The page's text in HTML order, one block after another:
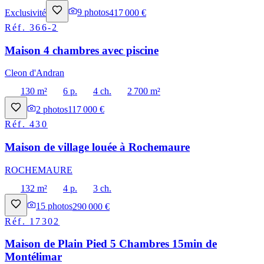
Exclusivité
9 photos417 000 €
Réf.366-2
Maison 4 chambres avec piscine
Cleon d'Andran
130 m²
6 p. 4 ch.
2 700 m²
2 photos117 000 €
Réf.430
Maison de village louée à Rochemaure
ROCHEMAURE
132 m²
4 p.
3 ch.
15 photos290 000 €
Réf. 17302
Maison de Plain Pied 5 Chambres 15min de
Montélimar